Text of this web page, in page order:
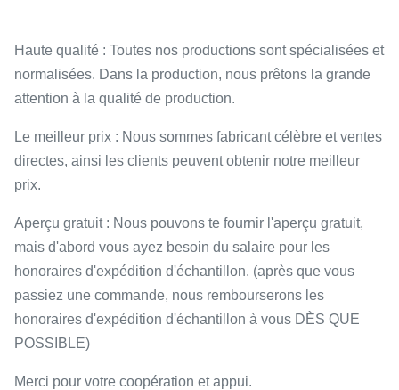
Haute qualité : Toutes nos productions sont spécialisées et
normalisées. Dans la production, nous prêtons la grande
attention à la qualité de production.
Le meilleur prix : Nous sommes fabricant célèbre et ventes
directes, ainsi les clients peuvent obtenir notre meilleur
prix.
Aperçu gratuit : Nous pouvons te fournir l'aperçu gratuit,
mais d'abord vous ayez besoin du salaire pour les
honoraires d'expédition d'échantillon. (après que vous
passiez une commande, nous rembourserons les
honoraires d'expédition d'échantillon à vous DÈS QUE
POSSIBLE)
Merci pour votre coopération et appui.